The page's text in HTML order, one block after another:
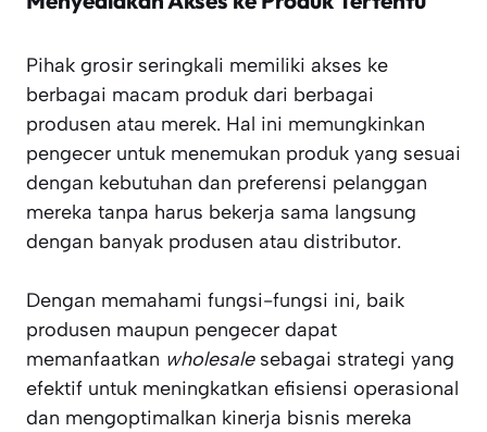
Pihak grosir seringkali memiliki akses ke
berbagai macam produk dari berbagai
produsen atau merek. Hal ini memungkinkan
pengecer untuk menemukan produk yang sesuai
dengan kebutuhan dan preferensi pelanggan
mereka tanpa harus bekerja sama langsung
dengan banyak produsen atau distributor.
Dengan memahami fungsi-fungsi ini, baik
produsen maupun pengecer dapat
memanfaatkan wholesalesebagai strategi yang
efektif untuk meningkatkan efisiensi operasional
dan mengoptimalkan kinerja bisnis mereka